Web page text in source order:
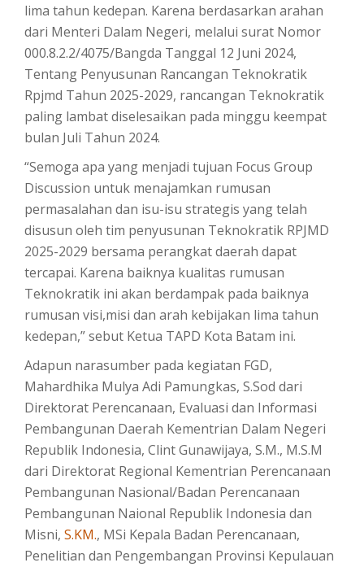
lima tahun kedepan. Karena berdasarkan arahan
dari Menteri Dalam Negeri, melalui surat Nomor
000.8.2.2/4075/Bangda Tanggal 12 Juni 2024,
Tentang Penyusunan Rancangan Teknokratik
Rpjmd Tahun 2025-2029, rancangan Teknokratik
paling lambat diselesaikan pada minggu keempat
bulan Juli Tahun 2024.
“Semoga apa yang menjadi tujuan Focus Group
Discussion untuk menajamkan rumusan
permasalahan dan isu-isu strategis yang telah
disusun oleh tim penyusunan Teknokratik RPJMD
2025-2029 bersama perangkat daerah dapat
tercapai. Karena baiknya kualitas rumusan
Teknokratik ini akan berdampak pada baiknya
rumusan visi,misi dan arah kebijakan lima tahun
kedepan,” sebut Ketua TAPD Kota Batam ini.
Adapun narasumber pada kegiatan FGD,
Mahardhika Mulya Adi Pamungkas, S.Sod dari
Direktorat Perencanaan, Evaluasi dan Informasi
Pembangunan Daerah Kementrian Dalam Negeri
Republik Indonesia, Clint Gunawijaya, S.M., M.S.M
dari Direktorat Regional Kementrian Perencanaan
Pembangunan Nasional/Badan Perencanaan
Pembangunan Naional Republik Indonesia dan
Misni, S.KM., MSi Kepala Badan Perencanaan,
Penelitian dan Pengembangan Provinsi Kepulauan